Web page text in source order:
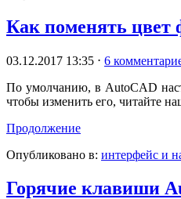
Как поменять цвет
03.12.2017 13:35 ⋅ 6
По умолчанию, в AutoCAD
чтобы изменить его, читайте
Продолжение
Опубликовано в: интерфейс и
Горячие клавиши